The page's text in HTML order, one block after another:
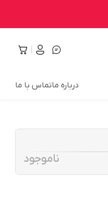
درباره ماتماس با ما
ناموجود